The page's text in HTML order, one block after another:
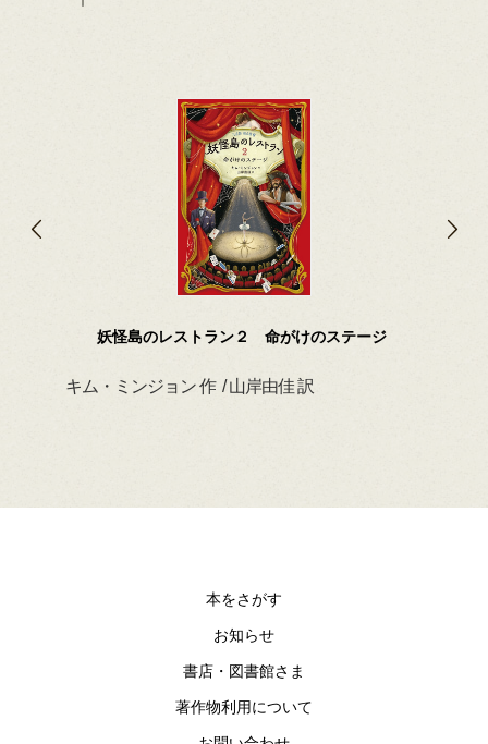
妖怪島のレストラン２ 命がけのステージ
キム・ミンジョン 作 / 山岸由佳 訳
本をさがす
お知らせ
書店・図書館さま
著作物利用について